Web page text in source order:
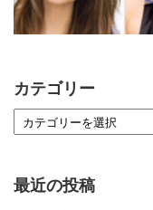
カテゴリー
最近の投稿